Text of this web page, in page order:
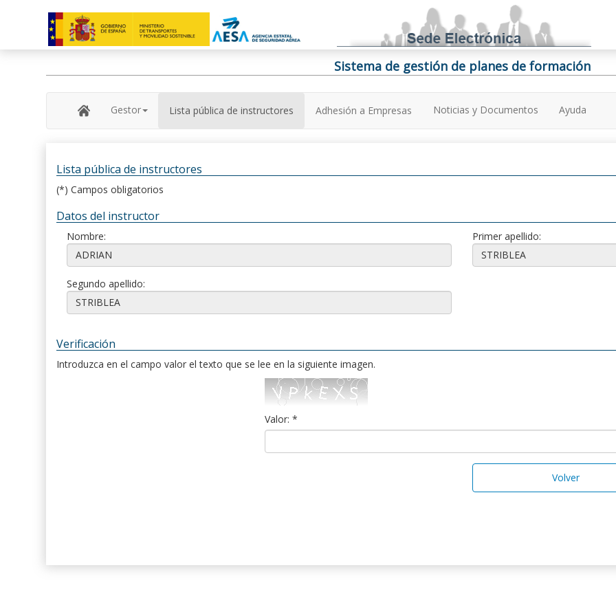
Sistema de gestión de planes de formación
Gestor Lista pública de instructores Adhesión a Empresas Noticias y Documentos Ayuda
Lista pública de instructores
(*) Campos obligatorios
Datos del instructor
Nombre: Primer apellido:
Segundo apellido:
Verificación
Introduzca en el campo valor el texto que se lee en la siguiente imagen.
Valor: *
Volver